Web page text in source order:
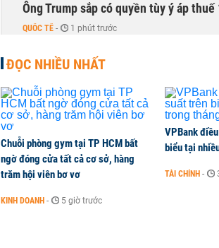
Ông Trump sắp có quyền tùy ý áp
QUỐC TẾ - 1 phút trước
Hà Nội dự kiến sáp nhập, tổ chức lại 5
THỜI SỰ - 1 phút trước
PNJ công bố thông tin bất thường
KINH DOANH
Vận tải biển toàn cầu tăng mạnh bất
ĐỌC NHIỀU NHẤT
Chuỗi phòng gym tại TP HCM bất
ngờ đóng cửa tất cả cơ sở, hàng
trăm hội viên bơ vơ
KINH DOANH - 5 giờ trước
VPBank
biểu tại
TÀI CHÍNH -